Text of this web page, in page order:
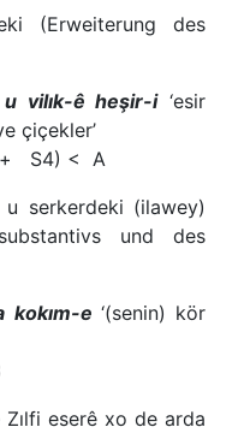
(Erweiterung des
vilık-ê heşir-i‘esir
çiçekler’
S4) < A
u serkerdeki (ilawey)
und des
e ‘(senin) kör
eserê xo de arda